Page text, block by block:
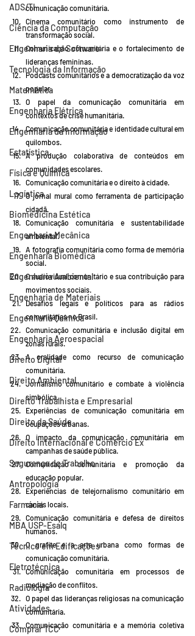
ADS/TI
Ciência da Computação
Engenharia de Software
Tecnologia da Informação
Matemática
Engenharia Elétrica
Engenharia da Informação
Estatística
Física e Química
Logística
Biomedicina Estética
Engenharia Mecânica
Engenharia Biomédica
Engenharia Ambiental
Engenharia de Materiais
Engenharia Química
Engenharia Aeroespacial
Direito Digital
Direito Ambiental
Direito Trabalhista e Empresarial
Direito da Saúde
Direito Internacional e Comércio Ex
Segurança do Trabalho
Antropologia
Farmácia
MBA USP-Esalq
Técnico em Edificações
Eletrotécnica
Radiologia
Atividades
Comprar TCC
comunicação comunitária.
Cinema comunitário como instrumento de
transformação social.
Comunicação comunitária e o fortalecimento de
lideranças femininas.
Podcasts comunitários e a democratização da voz
popular.
O papel da comunicação comunitária em
contextos de crise humanitária.
Comunicação comunitária e identidade cultural em
quilombos.
A produção colaborativa de conteúdos em
comunidades escolares.
Comunicação comunitária e o direito à cidade.
O jornal mural como ferramenta de participação
cidadã.
Comunicação comunitária e sustentabilidade
ambiental.
A fotografia comunitária como forma de memória
social.
O audiovisual comunitário e sua contribuição para
movimentos sociais.
Desafios legais e políticos para as rádios
comunitárias no Brasil.
Comunicação comunitária e inclusão digital em
zonas rurais.
A oralidade como recurso de comunicação
comunitária.
Jornalismo comunitário e combate à violência
simbólica.
Experiências de comunicação comunitária em
ocupações urbanas.
O impacto da comunicação comunitária em
campanhas de saúde pública.
Comunicação comunitária e promoção da
educação popular.
Experiências de telejornalismo comunitário em
canais locais.
Comunicação comunitária e defesa de direitos
humanos.
O grafite e a arte urbana como formas de
comunicação comunitária.
Comunicação comunitária em processos de
mediação de conflitos.
O papel das lideranças religiosas na comunicação
comunitária.
Comunicação comunitária e a memória coletiva